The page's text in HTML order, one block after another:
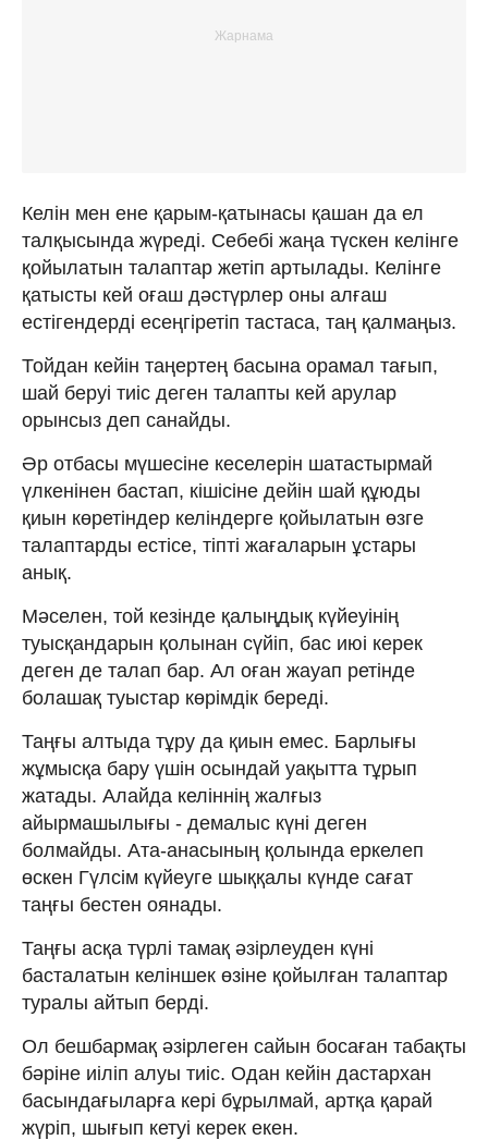
Келін мен ене қарым-қатынасы қашан да ел
талқысында жүреді. Себебі жаңа түскен келінге
қойылатын талаптар жетіп артылады. Келінге
қатысты кей оғаш дәстүрлер оны алғаш
естігендерді есеңгіретіп тастаса, таң қалмаңыз.
Тойдан кейін таңертең басына орамал тағып,
шай беруі тиіс деген талапты кей арулар
орынсыз деп санайды.
Әр отбасы мүшесіне кеселерін шатастырмай
үлкенінен бастап, кішісіне дейін шай құюды
қиын көретіндер келіндерге қойылатын өзге
талаптарды естісе, тіпті жағаларын ұстары
анық.
Мәселен, той кезінде қалыңдық күйеуінің
туысқандарын қолынан сүйіп, бас июі керек
деген де талап бар. Ал оған жауап ретінде
болашақ туыстар көрімдік береді.
Таңғы алтыда тұру да қиын емес. Барлығы
жұмысқа бару үшін осындай уақытта тұрып
жатады. Алайда келіннің жалғыз
айырмашылығы - демалыс күні деген
болмайды. Ата-анасының қолында еркелеп
өскен Гүлсім күйеуге шыққалы күнде сағат
таңғы бестен оянады.
Таңғы асқа түрлі тамақ әзірлеуден күні
басталатын келіншек өзіне қойылған талаптар
туралы айтып берді.
Ол бешбармақ әзірлеген сайын босаған табақты
бәріне иіліп алуы тиіс. Одан кейін дастархан
басындағыларға кері бұрылмай, артқа қарай
жүріп, шығып кетуі керек екен.